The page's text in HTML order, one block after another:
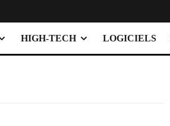
HIGH-TECH LOGICIELS